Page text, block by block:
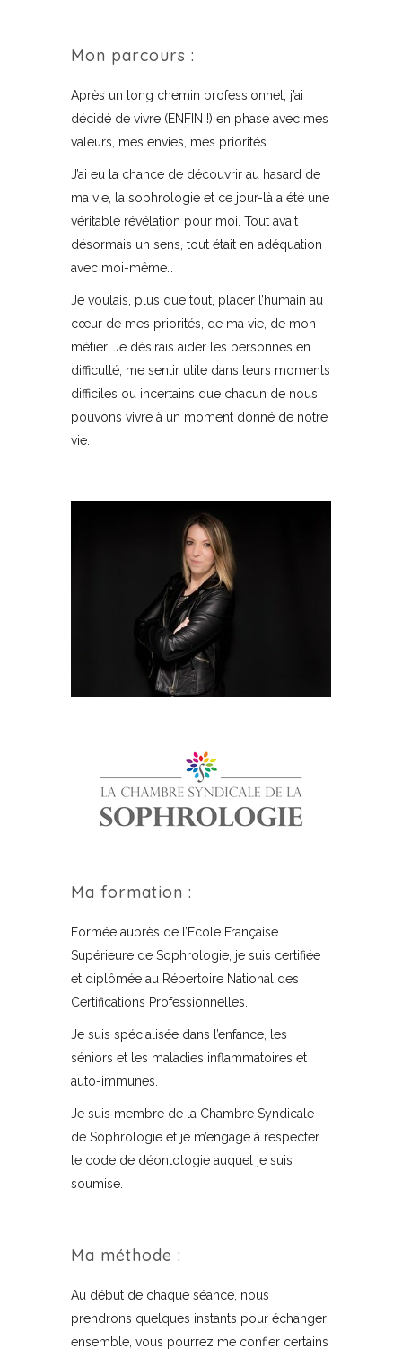
Mon parcours :
Après un long chemin professionnel, j’ai
décidé de vivre (ENFIN !) en phase avec mes
valeurs, mes envies, mes priorités.
J’ai eu la chance de découvrir au hasard de
ma vie, la sophrologie et ce jour-là a été une
véritable révélation pour moi. Tout avait
désormais un sens, tout était en adéquation
avec moi-même…
Je voulais, plus que tout, placer l’humain au
cœur de mes priorités, de ma vie, de mon
métier. Je désirais aider les personnes en
difficulté, me sentir utile dans leurs moments
difficiles ou incertains que chacun de nous
pouvons vivre à un moment donné de notre
vie.
Ma formation :
Formée auprès de l’Ecole Française
Supérieure de Sophrologie, je suis certifiée
et diplômée au Répertoire National des
Certifications Professionnelles.
Je suis spécialisée dans l’enfance, les
séniors et les maladies inflammatoires et
auto-immunes.
Je suis membre de la Chambre Syndicale
de Sophrologie et je m’engage à respecter
le code de déontologie auquel je suis
soumise.
Ma méthode :
Au début de chaque séance, nous
prendrons quelques instants pour échanger
ensemble, vous pourrez me confier certains